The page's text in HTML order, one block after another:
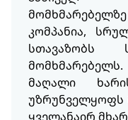
კომპანია,
სთავაზობს
მაღალი
უზრუნველყოფს
ყველანაირ